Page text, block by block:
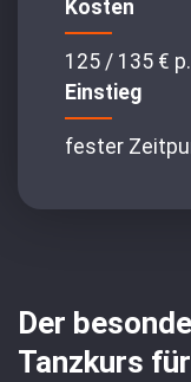
Kosten
125 / 135 €
Einstieg
fester
Der
Tanzkurs